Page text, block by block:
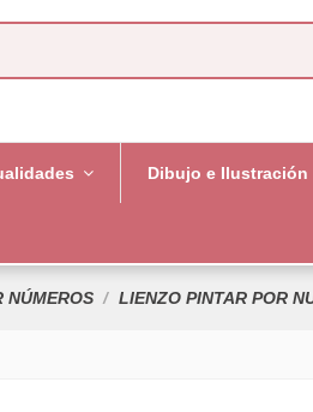
Dibujo e Ilustración
NÚMEROS LIENZO PINTAR POR